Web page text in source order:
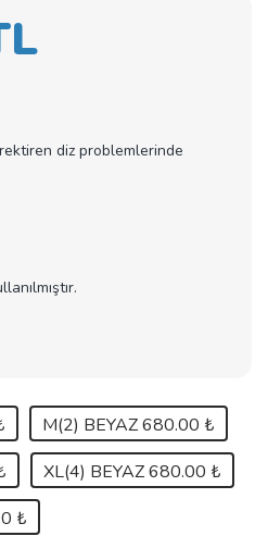
diz problemlerinde
M(2) BEYAZ 680.00 ₺
XL(4) BEYAZ 680.00 ₺
₺